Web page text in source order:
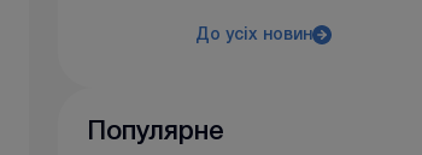
До усіх новин
Популярне